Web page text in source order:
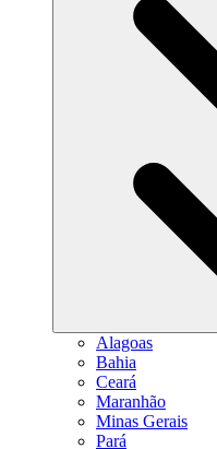
Alagoas
Bahia
Ceará
Maranhão
Minas Gerais
Pará